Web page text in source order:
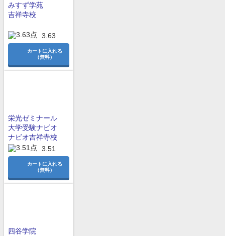
みすず学苑
吉祥寺校
3.63
カートに入れる
（無料）
栄光ゼミナール
大学受験ナビオ
ナビオ吉祥寺校
3.51
カートに入れる
（無料）
四谷学院